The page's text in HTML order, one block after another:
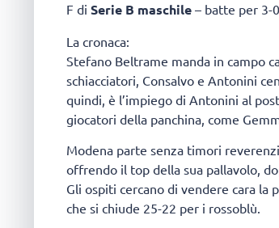
F di Serie B maschile – batte per 3-0
La cronaca:
Stefano Beltrame manda in campo
schiacciatori, Consalvo e Antonini
quindi, è l’impiego di Antonini al
giocatori della panchina, come
Modena parte senza timori
offrendo il top della sua pallavolo,
Gli ospiti cercano di vendere cara la
che si chiude 25-22 per i rossoblù.